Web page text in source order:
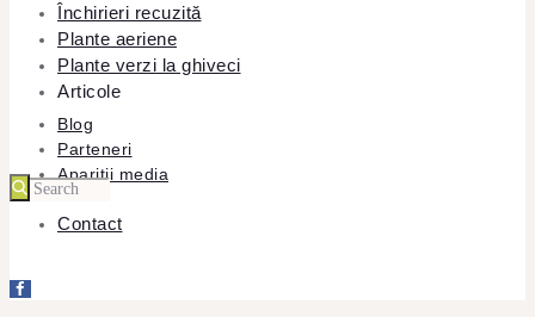
Închirieri recuzită
Plante aeriene
Plante verzi la ghiveci
Articole
Blog
Parteneri
Apariții media
Contact